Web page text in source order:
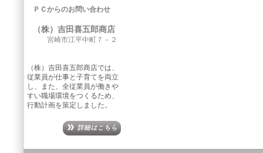
ＰＣからのお問い合わせ
（株）吉田喜五郎商店
宮崎市江平中町７－２
（株）吉田喜五郎商店では、
従業員が仕事と子育てを両立
し、また、全従業員が働きや
すい職場環境をつくるため、
行動計画を策定しました。